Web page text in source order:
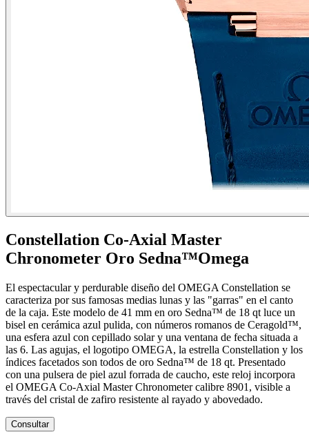
Constellation Co-Axial Master
Chronometer Oro Sedna™Omega
El espectacular y perdurable diseño del OMEGA Constellation se
caracteriza por sus famosas medias lunas y las "garras" en el canto
de la caja. Este modelo de 41 mm en oro Sedna™ de 18 qt luce un
bisel en cerámica azul pulida, con números romanos de Ceragold™,
una esfera azul con cepillado solar y una ventana de fecha situada a
las 6. Las agujas, el logotipo OMEGA, la estrella Constellation y los
índices facetados son todos de oro Sedna™ de 18 qt. Presentado
con una pulsera de piel azul forrada de caucho, este reloj incorpora
el OMEGA Co-Axial Master Chronometer calibre 8901, visible a
través del cristal de zafiro resistente al rayado y abovedado.
Consultar